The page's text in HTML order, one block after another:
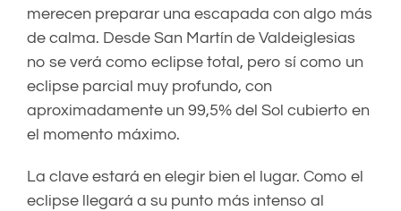
merecen preparar una escapada con algo más
de calma. Desde San Martín de Valdeiglesias
no se verá como eclipse total, pero sí como un
eclipse parcial muy profundo, con
aproximadamente un 99,5% del Sol cubierto en
el momento máximo.
La clave estará en elegir bien el lugar. Como el
eclipse llegará a su punto más intenso al